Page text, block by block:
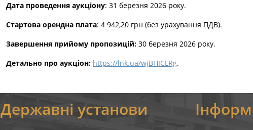
Дата проведення аукціону: 31 березня 2026 року.
Стартова орендна плата: 4 942,20 грн (без урахування ПДВ).
Завершення прийому пропозицій: 30 березня 2026 року.
Детально про аукціон: https://lnk.ua/wjBHICLRg.
Державні установи